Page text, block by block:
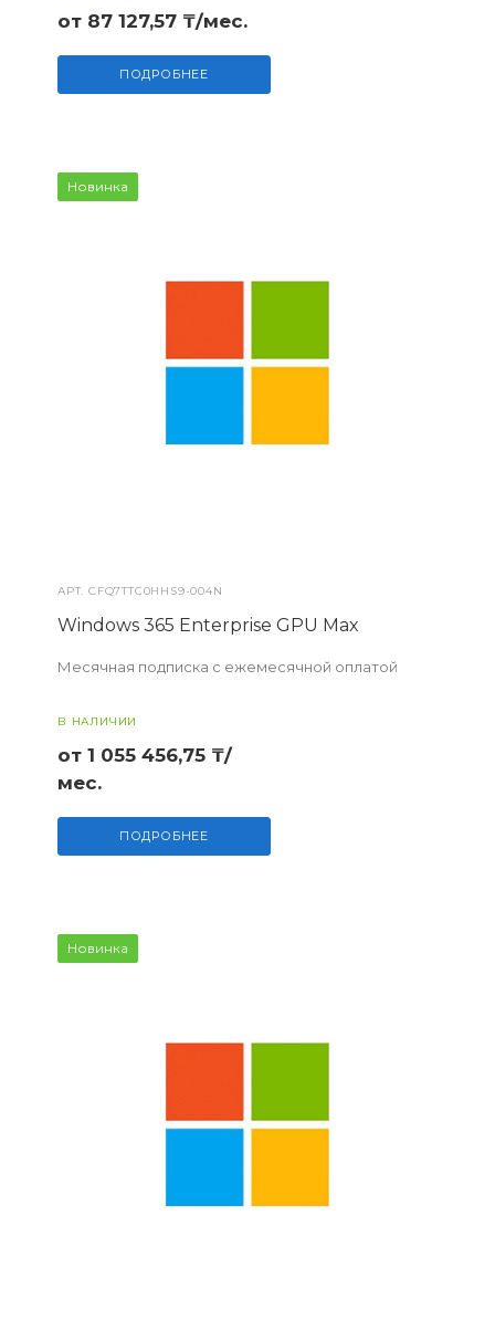
от 87 127,57 ₸/мес.
ПОДРОБНЕЕ
Новинка
АРТ.CFQ7TTC0HHS9-004N
Windows 365 Enterprise GPU Max
Месячная подписка с ежемесячной оплатой
В НАЛИЧИИ
от 1 055 456,75 ₸/
мес.
ПОДРОБНЕЕ
Новинка